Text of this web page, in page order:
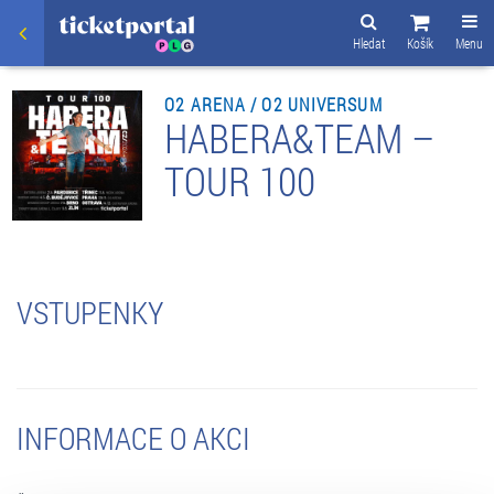
Menu
Košík
Hledat
O2 ARENA / O2 UNIVERSUM
HABERA&TEAM –
TOUR 100
VSTUPENKY
INFORMACE O AKCI